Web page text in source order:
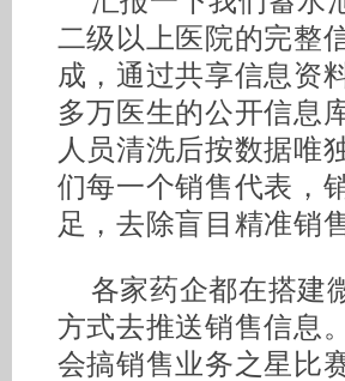
二级以上医院的完整
成，通过共享信息资
多万医生的公开信息
人员清洗后按数据唯
们每一个销售代表，
足，去除盲目精准销售
各家药企都在搭建
方式去推送销售信息
会搞销售业务之星比